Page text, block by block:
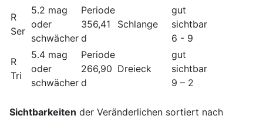
R
Ser
5.2 mag
oder
schwächer
Periode
356,41
d
Schlange
gut
sichtbar
6 - 9
R
Tri
5.4 mag
oder
schwächer
Periode
266,90
d
Dreieck
gut
sichtbar
9 – 2
Sichtbarkeiten der Veränderlichen sortiert nach